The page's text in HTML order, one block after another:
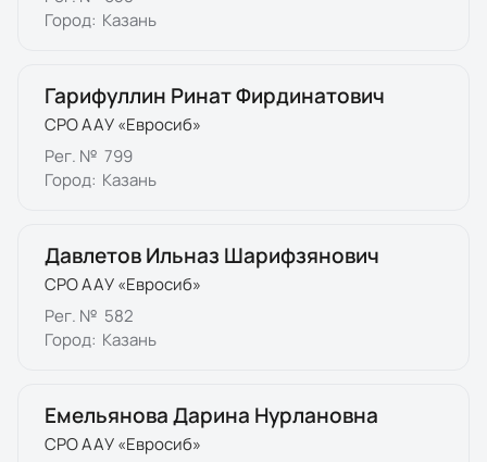
Город: Казань
Гарифуллин Ринат Фирдинатович
СРО ААУ «Евросиб»
Рег. № 799
Город: Казань
Давлетов Ильназ Шарифзянович
СРО ААУ «Евросиб»
Рег. № 582
Город: Казань
Емельянова Дарина Нурлановна
СРО ААУ «Евросиб»